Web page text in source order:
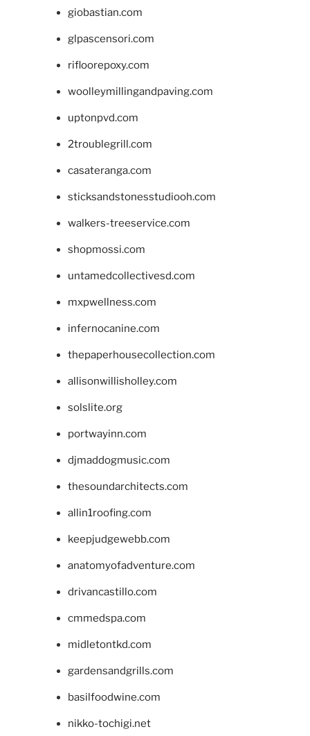
giobastian.com
glpascensori.com
rifloorepoxy.com
woolleymillingandpaving.com
uptonpvd.com
2troublegrill.com
casateranga.com
sticksandstonesstudiooh.com
walkers-treeservice.com
shopmossi.com
untamedcollectivesd.com
mxpwellness.com
infernocanine.com
thepaperhousecollection.com
allisonwillisholley.com
solslite.org
portwayinn.com
djmaddogmusic.com
thesoundarchitects.com
allin1roofing.com
keepjudgewebb.com
anatomyofadventure.com
drivancastillo.com
cmmedspa.com
midletontkd.com
gardensandgrills.com
basilfoodwine.com
nikko-tochigi.net